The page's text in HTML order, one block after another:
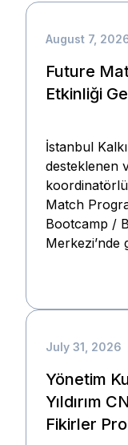
August 7,
Future
Etkinliği
İstanbul
desteklenen
Match
Bootcamp /
Merkezi’nde
July 31, 2026
Yönetim
Yıldırım
Fikirler